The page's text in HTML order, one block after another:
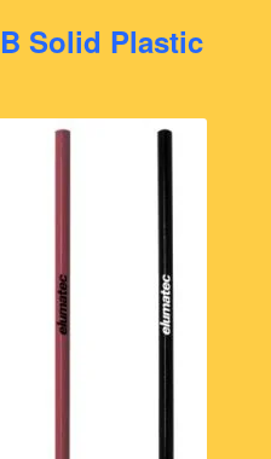
Solid Plastic